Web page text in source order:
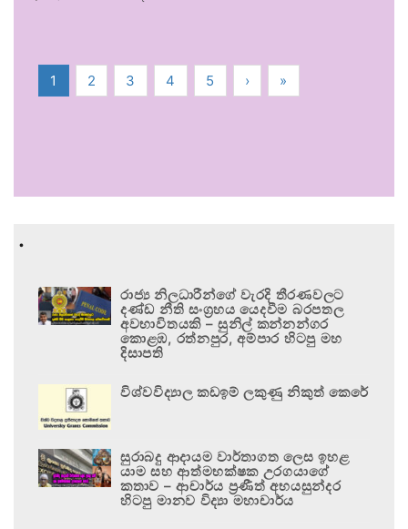
1 2 3 4 5 › »
.
රාජ්‍ය නිලධාරීන්ගේ වැරදි තීරණවලට
දණ්ඩ නීති සංග්‍රහය යෙදවීම බරපතල
අවභාවිතයකි – සුනිල් කන්නන්ගර
කොළඹ, රත්නපුර, අම්පාර හිටපු මහ
දිසාපති
විශ්වවිද්‍යාල කඩඉම් ලකුණු නිකුත් කෙරේ
සුරාබදු ආදායම වාර්තාගත ලෙස ඉහළ
යාම සහ ආත්මභක්ෂක උරගයාගේ
කතාව – ආචාර්ය ප්‍රණීත් අභයසුන්දර
හිටපු මානව විද්‍යා මහාචාර්ය